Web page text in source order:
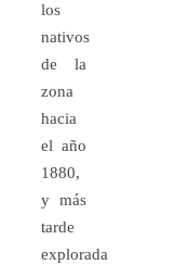
los
nativos
de la
zona
hacia
el año
1880,
y más
tarde
explorada